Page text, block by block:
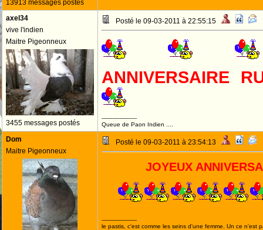
13913 messages postés
axel34
vive l'indien
Maitre Pigeonneux
3455 messages postés
Posté le 09-03-2011 à 22:55:15
ANNIVERSAIRE
--------------------
Queue de Paon Indien ....
Dom
Maitre Pigeonneux
Posté le 09-03-2011 à 23:54:13
JOYEUX
--------------------
le pastis, c'est comme les seins d'une femme. Un ce n'est